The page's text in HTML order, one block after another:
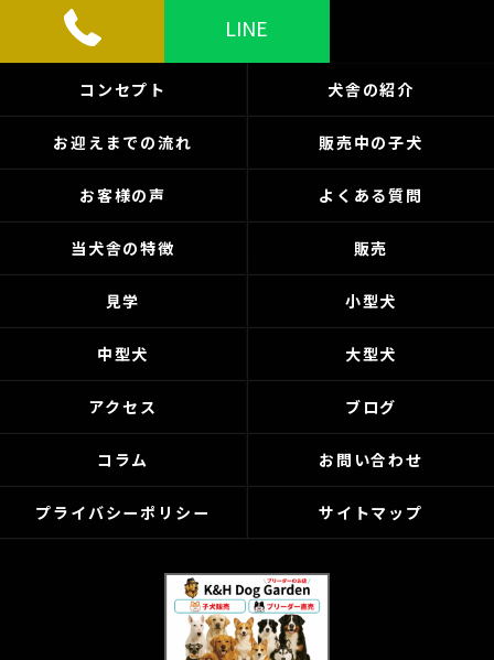
LINE
コンセプト 犬舎の紹介
お迎えまでの流れ 販売中の子犬
お客様の声 よくある質問
当犬舎の特徴 販売
見学 小型犬
中型犬 大型犬
アクセス ブログ
コラム お問い合わせ
プライバシーポリシー サイトマップ